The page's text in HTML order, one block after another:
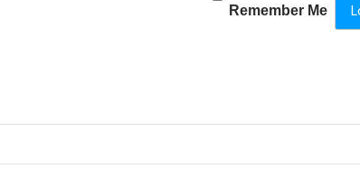
Remember Me